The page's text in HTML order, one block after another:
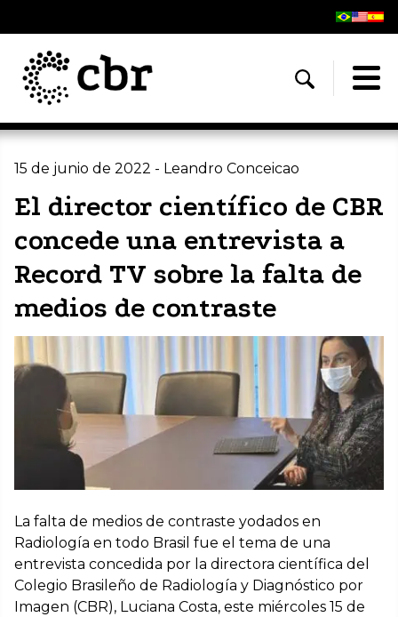
15 de junio de 2022 - Leandro Conceicao
El director científico de CBR
concede una entrevista a
Record TV sobre la falta de
medios de contraste
La falta de medios de contraste yodados en
Radiología en todo Brasil fue el tema de una
entrevista concedida por la directora científica del
Colegio Brasileño de Radiología y Diagnóstico por
Imagen (CBR), Luciana Costa, este miércoles 15 de